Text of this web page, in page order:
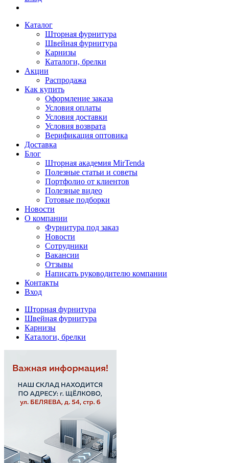
Каталог
Шторная фурнитура
Швейная фурнитура
Карнизы
Каталоги, брелки
Акции
Распродажа
Как купить
Оформление заказа
Условия оплаты
Условия доставки
Условия возврата
Верификация оптовика
Доставка
Блог
Шторная академия MirTenda
Полезные статьи и советы
Портфолио от клиентов
Полезные видео
Готовые подборки
Новости
О компании
Фурнитура под заказ
Новости
Сотрудники
Вакансии
Отзывы
Написать руководителю компании
Контакты
Вход
Шторная фурнитура
Швейная фурнитура
Карнизы
Каталоги, брелки